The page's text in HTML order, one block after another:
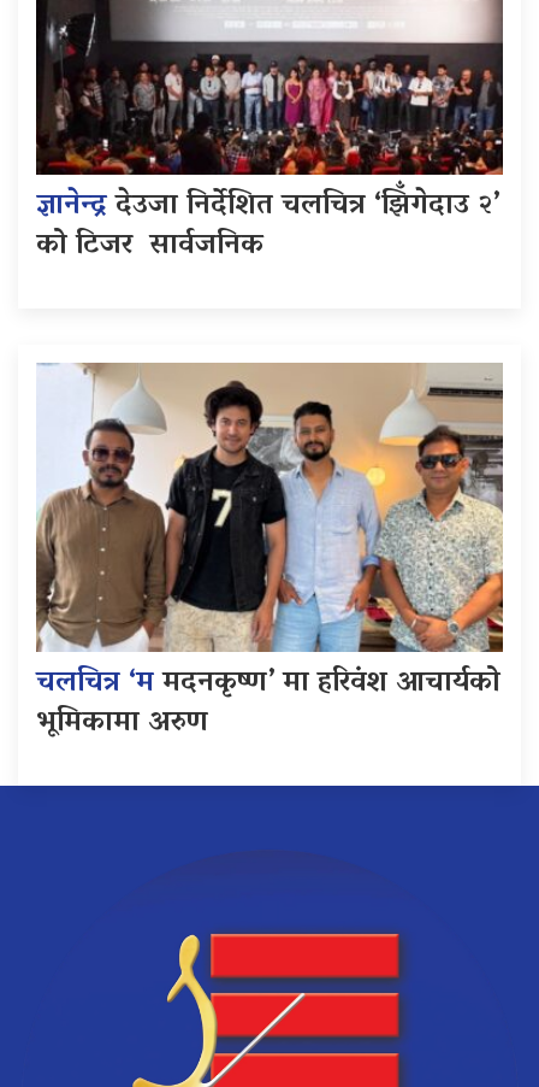
ज्ञानेन्द्रदेउजा निर्देशित चलचित्र ‘झिँगेदाउ २’
को टिजर सार्वजनिक
चलचित्र ‘ममदनकृष्ण’ मा हरिवंश आचार्यको
भूमिकामा अरुण